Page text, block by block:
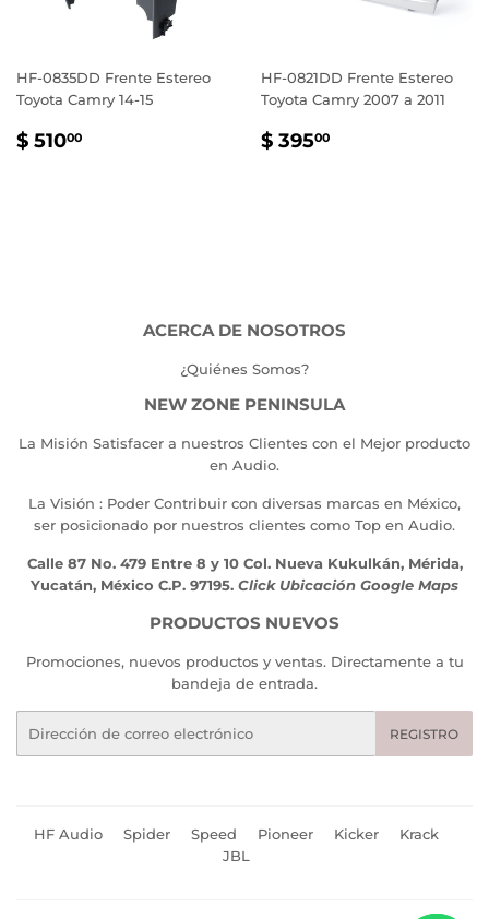
HF-0835DD Frente Estereo
Toyota Camry 14-15
PRECIO
$ 51000
HF-0821DD Frente Estereo
Toyota Camry 2007 a 2011
PRECIO
$ 39500
ACERCA DE NOSOTROS
¿Quiénes Somos?
NEW ZONE PENINSULA
La Misión Satisfacer a nuestros Clientes con el Mejor producto
en Audio.
La Visión : Poder Contribuir con diversas marcas en México,
ser posicionado por nuestros clientes como Top en Audio.
Calle 87 No. 479 Entre 8 y 10 Col. Nueva Kukulkán, Mérida,
Yucatán, México C.P. 97195. Click Ubicación Google Maps
PRODUCTOS NUEVOS
Promociones, nuevos productos y ventas. Directamente a tu
bandeja de entrada.
REGISTRO
HF Audio Spider Speed Pioneer Kicker
Krack
JBL